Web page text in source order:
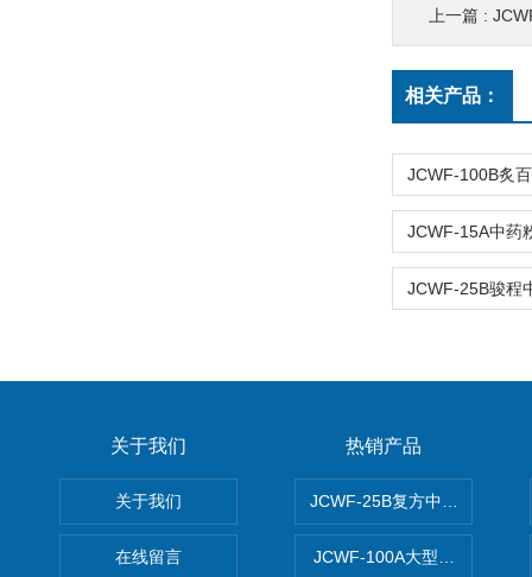
上一篇 :
相关产品：
关于我们
关于我们
在线留言
热销产品
JCWF-25B复方中药材超微粉
JCWF-100A大型中药材超微